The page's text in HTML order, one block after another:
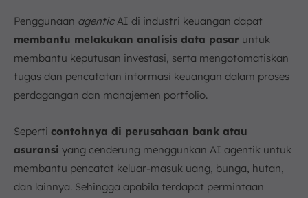
Penggunaan agenticAI di industri keuangan dapat
membantu melakukan analisis data pasar untuk
membantu keputusan investasi, serta mengotomatiskan
tugas dan pencatatan informasi keuangan dalam proses
perdagangan dan manajemen portfolio.
Seperti contohnya di perusahaan bank atau
asuransi yang cenderung menggunkan AI agentik untuk
membantu pencatat keluar-masuk uang, bunga, hutan,
dan lainnya. Sehingga apabila terdapat permintaan